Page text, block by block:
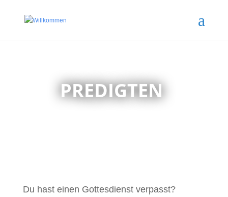
PREDIGTEN
Du hast einen Gottesdienst verpasst?